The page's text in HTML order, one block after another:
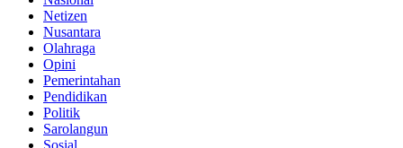
Netizen
Nusantara
Olahraga
Opini
Pemerintahan
Pendidikan
Politik
Sarolangun
Sosial